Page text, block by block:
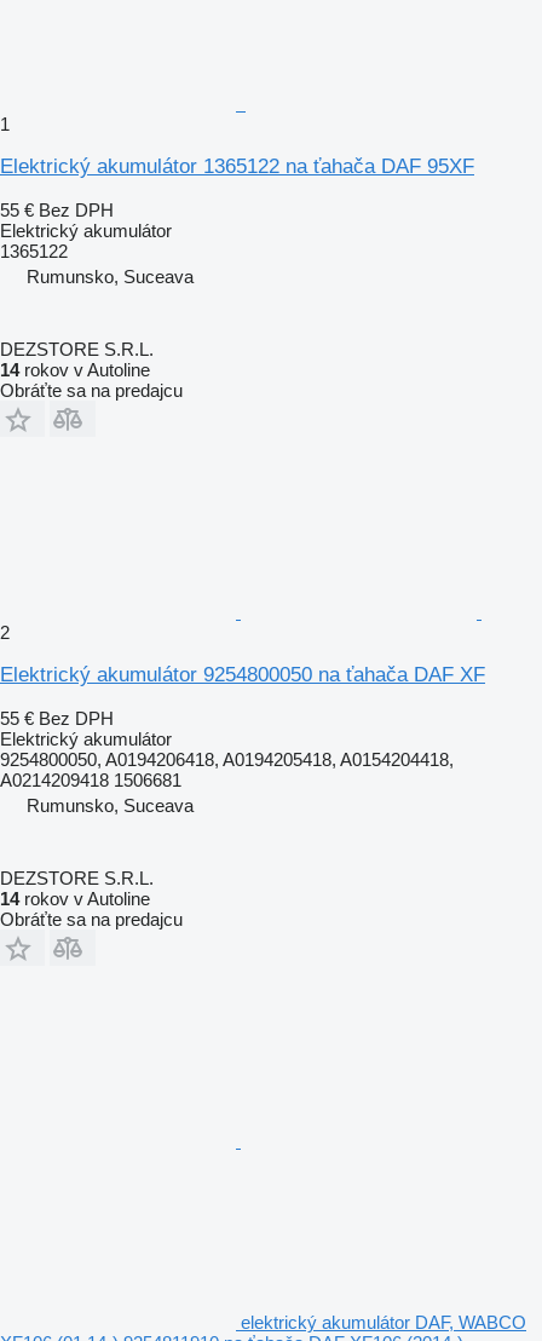
1
Elektrický akumulátor 1365122 na ťahača DAF 95XF
55 € Bez DPH
Elektrický akumulátor
1365122
Rumunsko, Suceava
DEZSTORE S.R.L.
14rokov v Autoline
Obráťte sa na predajcu
2
Elektrický akumulátor 9254800050 na ťahača DAF XF
55 € Bez DPH
Elektrický akumulátor
9254800050, A0194206418, A0194205418, A0154204418,
A0214209418 1506681
Rumunsko, Suceava
DEZSTORE S.R.L.
14rokov v Autoline
Obráťte sa na predajcu
elektrický akumulátor DAF, WABCO